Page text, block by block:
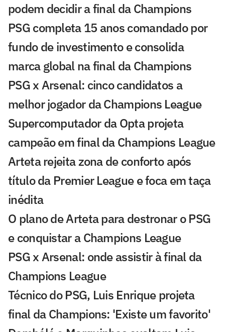
podem decidir a final da Champions
PSG completa 15 anos comandado por
fundo de investimento e consolida
marca global na final da Champions
PSG x Arsenal: cinco candidatos a
melhor jogador da Champions League
Supercomputador da Opta projeta
campeão em final da Champions League
Arteta rejeita zona de conforto após
título da Premier League e foca em taça
inédita
O plano de Arteta para destronar o PSG
e conquistar a Champions League
PSG x Arsenal: onde assistir à final da
Champions League
Técnico do PSG, Luis Enrique projeta
final da Champions: 'Existe um favorito'